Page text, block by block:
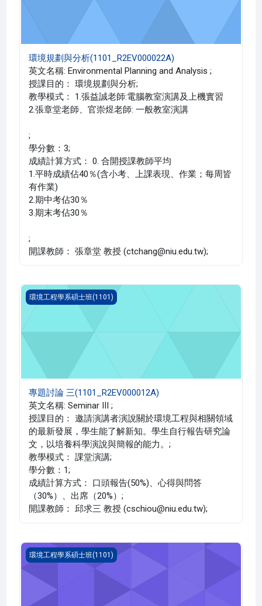
環境規劃與分析(1101_R2EV000022A)
英文名稱: Environmental Planning and Analysis ;
授課目的： 環境規劃與分析;
教學模式： 1.張益誠老師:電腦教室演講及上機實習
2.張章堂老師、官崇煜老師: 一般教室演講
;
學分數：3;
成績計算方式： 0. 合開授課教師平均
1.平時成績佔40％(含小考、上課表現、作業；每周皆
有作業)
2.期中考佔30％
3.期末考佔30％
;
開課教師： 張章堂 教授 (ctchang@niu.edu.tw);
專題討論 三(1101_R2EV000012A)
環境工程學系碩士班(1101)
專題討論 三(1101_R2EV000012A)
英文名稱: Seminar III ;
授課目的： 邀請演講者演說關於環境工程與相關領域
的最新發展，學生能了解新知。學生自行報告研究論
文，以培養科學演說與簡報的能力。;
教學模式： 課堂演講;
學分數：1;
成績計算方式： 口頭報告(50%)、心得與問答
（30%）、出席（20%）;
開課教師： 邱求三 教授 (cschiou@niu.edu.tw);
專題討論 一(1101_R2EV000009A)
環境工程學系碩士班(1101)